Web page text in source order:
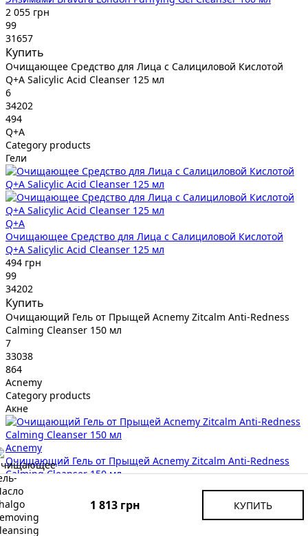
1 813 грн КУПИТЬ
2 055 грн
99
31657
Купить
Очищающее Средство для Лица с Салициловой Кислотой
Q+A Salicylic Acid Cleanser 125 мл
6
34202
494
Q+A
Category products
Гели
Q+A
Очищающее Средство для Лица с Салициловой Кислотой
Q+A Salicylic Acid Cleanser 125 мл
494 грн
99
34202
Купить
Очищающий Гель от Прыщей Acnemy Zitcalm Anti-Redness
Calming Cleanser 150 мл
7
33038
864
Acnemy
Category products
Акне
Acnemy
Очищающий Гель от Прыщей Acnemy Zitcalm Anti-Redness
Calming Cleanser 150 мл
864 грн
99
33038
Купить